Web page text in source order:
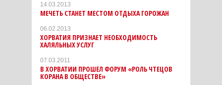
14.03.2013
МЕЧЕТЬ СТАНЕТ МЕСТОМ ОТДЫХА ГОРОЖАН
06.02.2013
ХОРВАТИЯ ПРИЗНАЕТ НЕОБХОДИМОСТЬ
ХАЛЯЛЬНЫХ УСЛУГ
07.03.2011
В ХОРВАТИИ ПРОШЕЛ ФОРУМ «РОЛЬ ЧТЕЦОВ
КОРАНА В ОБЩЕСТВЕ»